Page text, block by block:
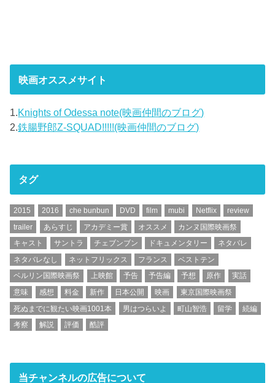
映画オススメサイト
1. Knights of Odessa note(映画仲間のブログ)
2.鉄腸野郎Z-SQUAD!!!!!(映画仲間のブログ)
タグ
2015 2016 che bunbun DVD film mubi Netflix
review
trailer
あらすじ アカデミー賞 オススメ
カンヌ国際映画祭
キャスト
サントラ チェブンブン ドキュメンタリー
ネタバレ
ネタバレなし
ネットフリックス フランス
ベストテン
ベルリン国際映画祭
上映館 予告 予告編 予想 原作
実話
意味
感想 料金 新作 日本公開 映画
東京国際映画祭
死ぬまでに観たい映画1001本
男はつらいよ 町山智浩 留学
続編
考察
解説 評価 酷評
当チャンネルの広告について